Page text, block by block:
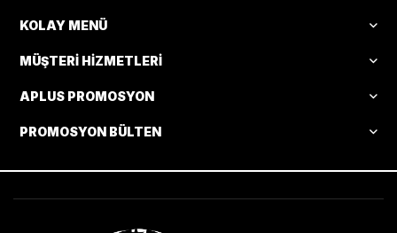
KOLAY MENÜ
MÜŞTERI HIZMETLERI
APLUS PROMOSYON
PROMOSYON BÜLTEN